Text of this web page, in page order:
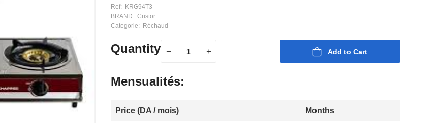
Ref: KRG94T3
BRAND: Cristor
Categorie: Réchaud
Quantity Add to Cart
Mensualités:
Price (DA / mois) Months